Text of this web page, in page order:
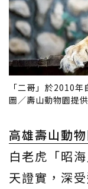
「二哥」於2010
圖／壽山動物園提供
高雄壽山動
白老虎「昭
天證實，深